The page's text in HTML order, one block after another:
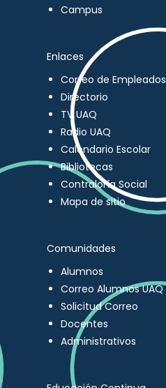
Campus
Enlaces
Correo de Empleados
Directorio
TV UAQ
Radio UAQ
Calendario Escolar
Bibliotecas
Contraloría Social
Mapa de sitio
Comunidades
Alumnos
Correo Alumnos UAQ
Solicitud Correo
Docentes
Administrativos